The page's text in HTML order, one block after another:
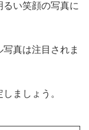
い笑顔の写真に
真は注目されま
ましょう。